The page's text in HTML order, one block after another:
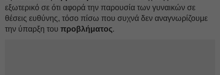
εξωτερικό σε ότι αφορά την παρουσία των γυναικών σε
θέσεις ευθύνης, τόσο πίσω που συχνά δεν αναγνωρίζουμε
την ύπαρξη του προβλήματος.